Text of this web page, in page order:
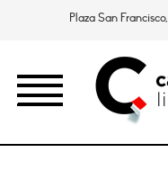
Plaza San